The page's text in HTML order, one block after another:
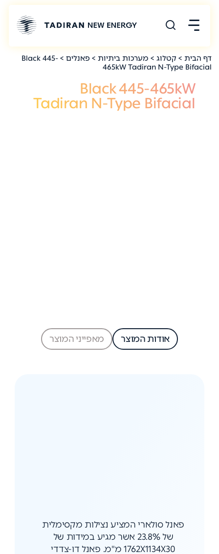
דף הבית > קטלוג > מערכות ביתיות > פאנלים
> Black 445-
465kW Tadiran N-Type Bifacial
Black 445-465kW
Tadiran N-Type Bifacial
אודות המוצר מאפייני המוצר
פאנל סולארי המציע נצילות מקסימלית
של 23.8% אשר מגיע במידות של
1762X1134X30 מ"מ. פאנל דו-צדדי